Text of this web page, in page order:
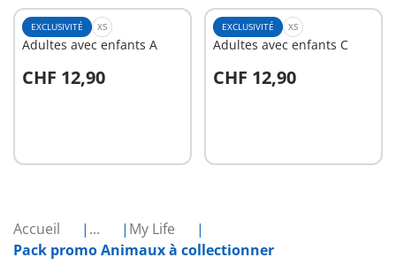
Accueil ...
My Life
Pack promo Animaux à collectionner
EXCLUSIVITÉ XS
Adultes avec enfants A
CHF 12,90
Au panier
EXCLUSIVITÉ XS
Adultes avec enfants C
CHF 12,90
Au panier